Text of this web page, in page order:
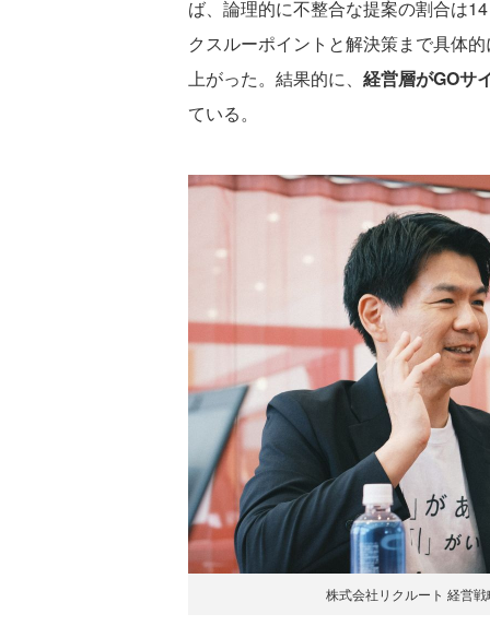
ば、論理的に不整合な提案の割合は
クスルーポイントと解決策まで具体
上がった。結果的に、 経営層がGOサ
ている。
株式会社リクルート 経営